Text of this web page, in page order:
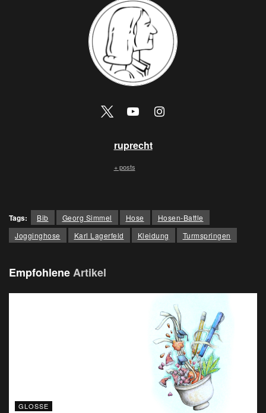
ruprecht
+ posts
Tags: Bib Georg Simmel Hose
Hosen-Battle
Jogginghose
Karl Lagerfeld Kleidung Turmspringen
EmpfohleneArtikel
GLOSSE